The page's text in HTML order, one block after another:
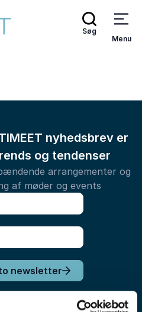
Søg
Menu
nyhedsbrev er
og tendenser
arrangementer og
af møder og events
newsletter